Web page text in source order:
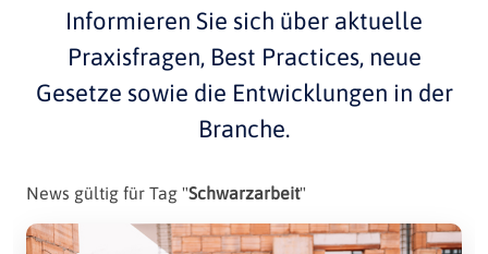
Informieren Sie sich über aktuelle
Praxisfragen, Best Practices, neue
Gesetze sowie die Entwicklungen in der
Branche.
News gültig für Tag "Schwarzarbeit"